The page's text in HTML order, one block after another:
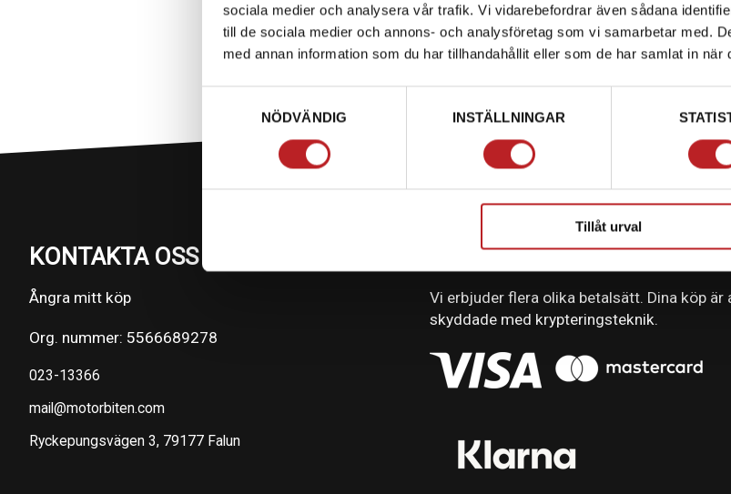
sociala medier och analysera vår trafik. Vi vidarebefordrar även sådana
till de sociala medier och annons- och analysföretag som vi samarbetar med.
med annan information som du har tillhandahållit eller som de har samlat in när
NÖDVÄNDIG
INSTÄLLNINGAR
Tillåt urval
KONTAKTA OSS PÅ MOTORBITEN
Ångra mitt köp
Org. nummer: 5566689278
023-13366
mail@motorbiten.com
Ryckepungsvägen 3, 79177 Falun
BETALNING
Vi erbjuder flera olika betalsätt. Dina köp är
skyddade med krypteringsteknik.